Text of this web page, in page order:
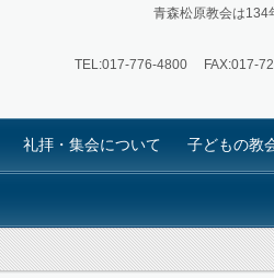
青森松原教会は134
TEL:017-776-4800 FAX:017-
礼拝・集会について 子どもの教